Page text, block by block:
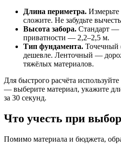
Длина периметра. Измерьте
сложите. Не забудьте
Высота забора. Стандарт —
приватности — 2,2–2,5 м.
Тип фундамента. Точечный
дешевле. Ленточный —
тяжёлых материалов.
Для быстрого расчёта
— выберите материал, укажите
за 30 секунд.
Что учесть при
Помимо материала и бюджета,